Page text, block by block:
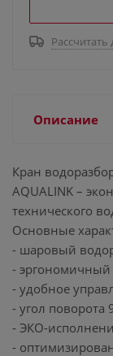
Рассчитать
Описание
Кран
AQUALINK –
технического
Основные
- шаровый
- эргономичный
- удобное
- угол поворота
- ЭКО-
-